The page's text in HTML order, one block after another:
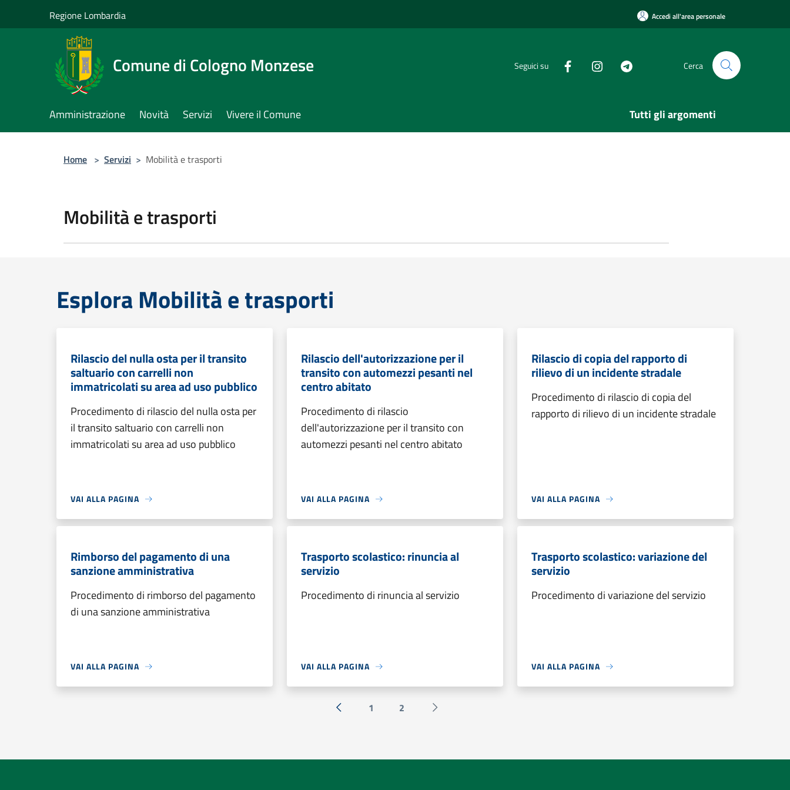
Regione Lombardia Accedi all'area personale
Comune di Cologno Monzese Seguici su Cerca
Amministrazione Novità Servizi Vivere il Comune Tutti gli argomenti
Home > Servizi > Mobilità e trasporti
Mobilità e trasporti
Esplora Mobilità e trasporti
Rilascio del nulla osta per il transito
saltuario con carrelli non
immatricolati su area ad uso pubblico
Procedimento di rilascio del nulla osta per
il transito saltuario con carrelli non
immatricolati su area ad uso pubblico
VAI ALLA PAGINA
Rilascio dell'autorizzazione per il
transito con automezzi pesanti nel
centro abitato
Procedimento di rilascio
dell'autorizzazione per il transito con
automezzi pesanti nel centro abitato
VAI ALLA PAGINA
Rilascio di copia del rapporto di
rilievo di un incidente stradale
Procedimento di rilascio di copia del
rapporto di rilievo di un incidente stradale
VAI ALLA PAGINA
Rimborso del pagamento di una
sanzione amministrativa
Procedimento di rimborso del pagamento
di una sanzione amministrativa
VAI ALLA PAGINA
Trasporto scolastico: rinuncia al
servizio
Procedimento di rinuncia al servizio
VAI ALLA PAGINA
Trasporto scolastico: variazione del
servizio
Procedimento di variazione del servizio
VAI ALLA PAGINA
« Precedente
1 2
Successiva »